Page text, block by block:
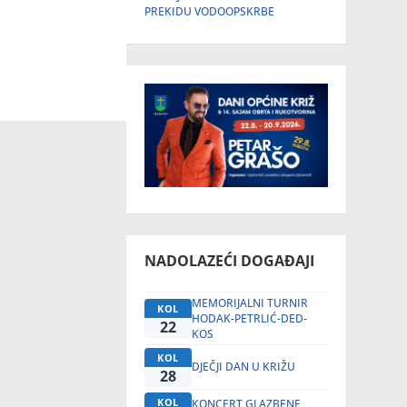
PREKIDU VODOOPSKRBE
NADOLAZEĆI DOGAĐAJI
KOL
22
MEMORIJALNI TURNIR
HODAK-PETRLIĆ-DED-
KOS
KOL
28 DJEČJI DAN U KRIŽU
KOL
KONCERT GLAZBENE